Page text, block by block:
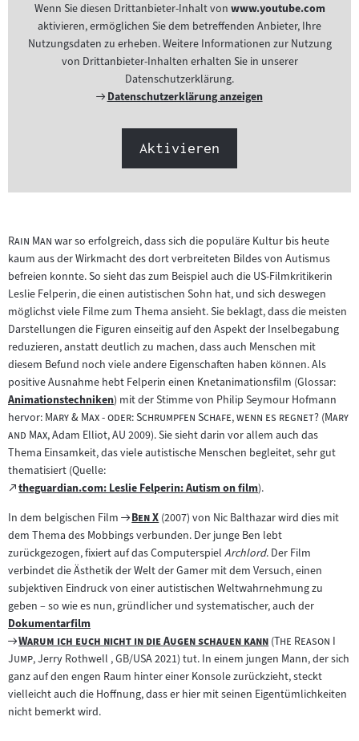
Wenn Sie diesen Drittanbieter-Inhalt von www.youtube.com
aktivieren, ermöglichen Sie dem betreffenden Anbieter, Ihre
Nutzungsdaten zu erheben. Weitere Informationen zur Nutzung
von Drittanbieter-Inhalten erhalten Sie in unserer
Datenschutzerklärung.
Externer
Datenschutzerklärung anzeigen
Aktivieren
"Rain Man "war so erfolgreich, dass sich die populäre Kultur bis heute
kaum aus der Wirkmacht des dort verbreiteten Bildes von Autismus
befreien konnte. So sieht das zum Beispiel auch die US-Filmkritikerin
Leslie Felperin, die einen autistischen Sohn hat, und sich deswegen
möglichst viele Filme zum Thema ansieht. Sie beklagt, dass die meisten
Darstellungen die Figuren einseitig auf den Aspekt der Inselbegabung
reduzieren, anstatt deutlich zu machen, dass auch Menschen mit
diesem Befund noch viele andere Eigenschaften haben können. Als
positive Ausnahme hebt Felperin einen Knetanimationsfilm (Glossar:
Zum
Inhalt:
Animationstechniken) mit der Stimme von Philip Seymour Hofmann
hervor: "Mary & Max - oder: Schrumpfen Schafe, wenn es regnet?"("Mary
and Max", Adam Elliot, AU 2009). Sie sieht darin vor allem auch das
Thema Einsamkeit, das viele autistische Menschen begleitet, sehr gut
thematisiert (Quelle:
Zum
Inhalt:
theguardian.com: Leslie Felperin: Autism on film
(öffnet
im
neuen
Tab)
).
In dem belgischen Film
Zum
Filmarchiv:
"
Ben X"(2007) von Nic Balthazar wird dies mit
dem Thema des Mobbings verbunden. Der junge Ben lebt
zurückgezogen, fixiert auf das Computerspiel Archlord. Der Film
verbindet die Ästhetik der Welt der Gamer mit dem Versuch, einen
subjektiven Eindruck von einer autistischen Weltwahrnehmung zu
geben – so wie es nun, gründlicher und systematischer, auch der
Zum
Inhalt:
Dokumentarfilm
Zum
Filmarchiv:
"
Warum ich euch nicht in die Augen schauen kann"("The Reason I
Jump", Jerry Rothwell , GB/USA 2021) tut. In einem jungen Mann, der sich
ganz auf den engen Raum hinter einer Konsole zurückzieht, steckt
vielleicht auch die Hoffnung, dass er hier mit seinen Eigentümlichkeiten
nicht bemerkt wird.